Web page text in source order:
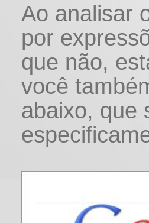
Ao analisar
por
que não,
você
abaixo, que